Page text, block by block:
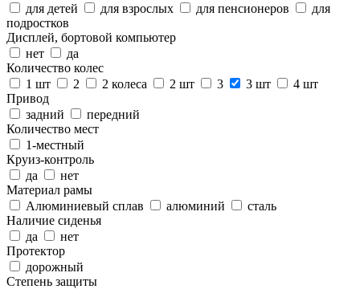
для детей
для взрослых для пенсионеров
для
подростков
Дисплей, бортовой компьютер
нет
да
Количество колес
1 шт
2 2 колеса 2 шт 3 3 шт
4 шт
Привод
задний
передний
Количество мест
1-местный
Круиз-контроль
да
нет
Материал рамы
Алюминиевый сплав
алюминий
сталь
Наличие сиденья
да
нет
Протектор
дорожный
Степень защиты